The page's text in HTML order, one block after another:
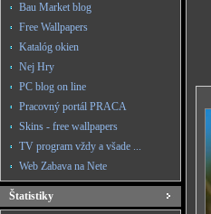
Bau Market blog
Free Wallpapers
Katalóg okien
Nej Hry
PC blog on line
Pracovný portál PRACA
Skins - free wallpapers
TV program vždy a všade ...
Web Zabava na Nete
Štatistiky